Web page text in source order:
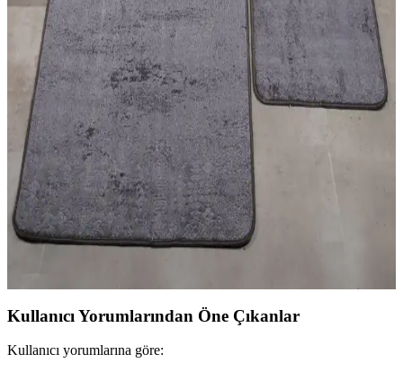
bakım kolay halılar sunarak yaşam alanlarınızı estetik ve konforlu
hale getirir.
Halı ve Kilim Seçimiyle Estetik ve Fonksiyonel İç
Mekan Dekorasyonu Rehberi
Halı ve kilimler, iç mekanlara sıcaklık ve karakter katar. Malzeme,
desen ve kullanım alanlarına göre doğru seçim yaparak yaşam
alanlarınızı estetik ve fonksiyonel hale getirin.
Banyo Güvenliği ve Estetiği İçin 2'li Paspas Seçimi
ve Bakım İpuçları
Banyo paspasları, kaymaz taban ve su emici özellikleriyle güvenlik
ve hijyen sağlar. 2'li modeller, estetik ve fonksiyonellik sunar,
Kullanıcı Yorumlarından Öne Çıkanlar
Kullanıcı yorumlarına göre: